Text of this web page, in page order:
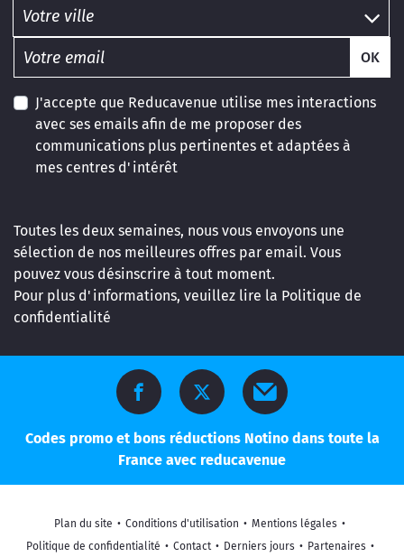
OK
J'accepte que Reducavenue utilise mes interactions
avec ses emails afin de me proposer des
communications plus pertinentes et adaptées à
mes centres d'intérêt
Toutes les deux semaines, nous vous envoyons une
sélection de nos meilleures offres par email. Vous
pouvez vous désinscrire à tout moment.
Pour plus d'informations, veuillez lire la Politique de
confidentialité
Codes promo et bons réductions Notino dans toute la
France avec reducavenue
Plan du site • Conditions d'utilisation • Mentions légales •
Politique de confidentialité • Contact • Derniers jours • Partenaires •